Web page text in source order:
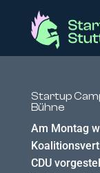
Startup
Bühne
Am Montag
CDU